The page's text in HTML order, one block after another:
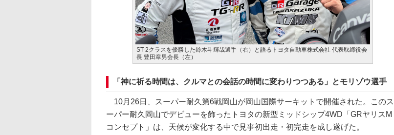
ST-2クラスを優勝した鈴木斗輝哉選手（右）と語るトヨタ自動車株式会社 代表取締役会
長 豊田章男会長（左）
「神に祈る時間は、クルマとの会話の時間に変わりつつある」とモリゾウ選手
10月26日、スーパー耐久第6戦岡山が岡山国際サーキットで開催された。このス
ーパー耐久岡山でデビューを飾ったトヨタの新型ミッドシップ4WD「GRヤリスM
コンセプト」は、天候が変化する中で見事初出走・初完走を成し遂げた。